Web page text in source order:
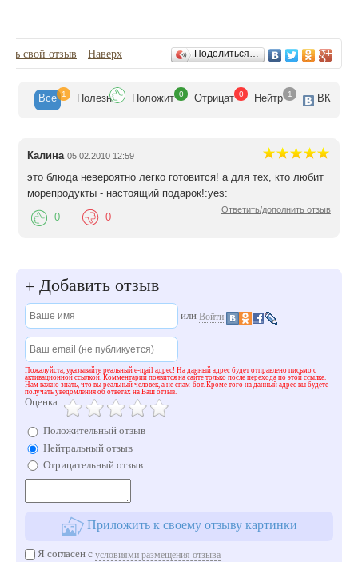
Отзывы
свой отзыв Наверх Поделиться…
Все 1 Полезн Положит 0 Отрицат 0 Нейтр 1 ВК
Калина 05.02.2010 12:59
это блюда невероятно легко готовится! а для тех, кто любит
морепродукты - настоящий подарок!:yes:
Ответить/дополнить отзыв
0 0
+ Добавить отзыв
или Войти
Пожалуйста, указывайте реальный e-mail адрес! На данный адрес будет отправлено письмо с
активационной ссылкой. Комментарий появится на сайте только после перехода по этой ссылке.
Нам важно знать, что вы реальный человек, а не спам-бот. Кроме того на данный адрес вы будете
получать уведомления об ответах на Ваш отзыв.
Оценка
Положительный отзыв
Нейтральный отзыв
Отрицательный отзыв
Приложить к своему отзыву картинки
Я согласен с условиями размещения отзыва